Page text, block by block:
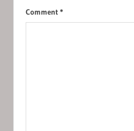
Comment *